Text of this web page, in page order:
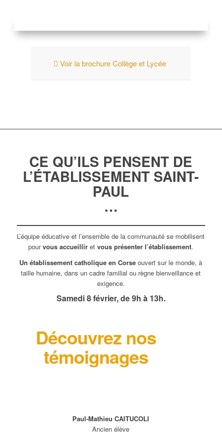
Voir la brochure Collège et Lycée
CE QU’ILS PENSENT DE
L’ÉTABLISSEMENT SAINT-
PAUL
…
L’équipe éducative et l’ensemble de la communauté se mobilisent
pourvous accueillir etvous présenter l’établissement.
Un établissement catholique en Corse ouvert sur le monde, à
taille humaine, dans un cadre familial ou règne bienveillance et
exigence.
Samedi 8 février, de 9h à 13h.
Découvrez nos
témoignages
Paul-Mathieu CAITUCOLI
Ancien élève